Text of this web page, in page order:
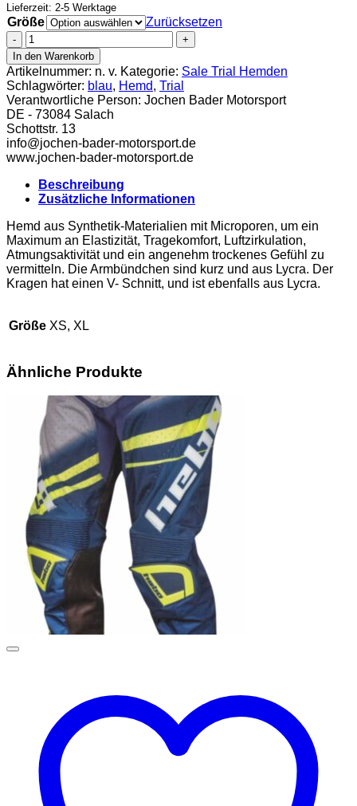
Lieferzeit: 2-5 Werktage
Größe
Zurücksetzen
Clice
Cero
II
Trial
Hemd
2012
blau
Menge
In den Warenkorb
Artikelnummer: n. v. Kategorie: Sale Trial Hemden
Schlagwörter: blau, Hemd, Trial
Verantwortliche Person: Jochen Bader Motorsport
DE - 73084 Salach
Schottstr. 13
info@jochen-bader-motorsport.de
www.jochen-bader-motorsport.de
Beschreibung
Zusätzliche Informationen
Hemd aus Synthetik-Materialien mit Microporen, um ein
Maximum an Elastizität, Tragekomfort, Luftzirkulation,
Atmungsaktivität und ein angenehm trockenes Gefühl zu
vermitteln. Die Armbündchen sind kurz und aus Lycra. Der
Kragen hat einen V- Schnitt, und ist ebenfalls aus Lycra.
Größe XS, XL
Ähnliche Produkte